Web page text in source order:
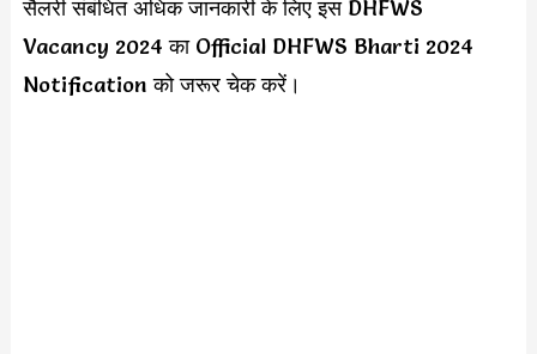
सैलरी संबंधित अधिक जानकारी के लिए इस DHFWS
Vacancy 2024 का Official DHFWS Bharti 2024
Notification को जरूर चेक करें।